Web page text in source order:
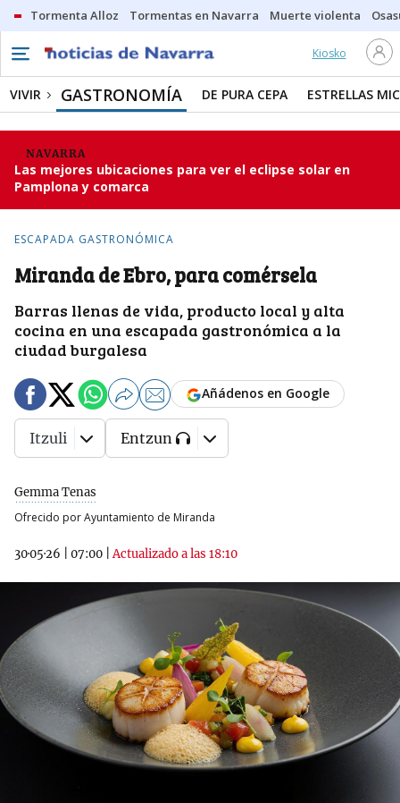
Tormenta Alloz Tormentas en Navarra Muerte violenta
Kiosko
VIVIR GASTRONOMÍA DE PURA CEPA ESTRELLAS
NAVARRA
Las mejores ubicaciones para ver el eclipse solar en
Pamplona y comarca
ESCAPADA GASTRONÓMICA
Miranda de Ebro, para comérsela
Barras llenas de vida, producto local y alta
cocina en una escapada gastronómica a la
ciudad burgalesa
Gemma Tenas
Ofrecido por Ayuntamiento de Miranda
30·05·26 07:00 |Actualizado a las 18:10
Añádenos en Google
Itzuli Entzun